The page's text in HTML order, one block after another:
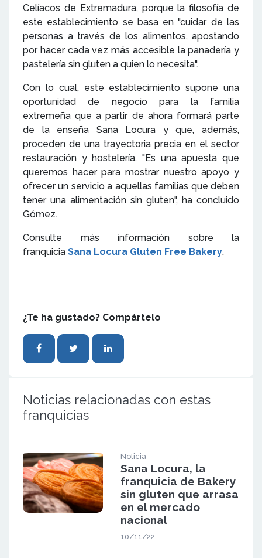
Celíacos de Extremadura, porque la filosofía de
este establecimiento se basa en "cuidar de las
personas a través de los alimentos, apostando
por hacer cada vez más accesible la panadería y
pastelería sin gluten a quien lo necesita".
Con lo cual, este establecimiento supone una
oportunidad de negocio para la familia
extremeña que a partir de ahora formará parte
de la enseña Sana Locura y que, además,
proceden de una trayectoria precia en el sector
restauración y hostelería. "Es una apuesta que
queremos hacer para mostrar nuestro apoyo y
ofrecer un servicio a aquellas familias que deben
tener una alimentación sin gluten", ha concluido
Gómez.
Consulte más información sobre la
franquicia Sana Locura Gluten Free Bakery.
¿Te ha gustado? Compártelo
Noticias relacionadas con estas
franquicias
Noticia
Sana Locura, la
franquicia de Bakery
sin gluten que arrasa
en el mercado
nacional
10/11/22